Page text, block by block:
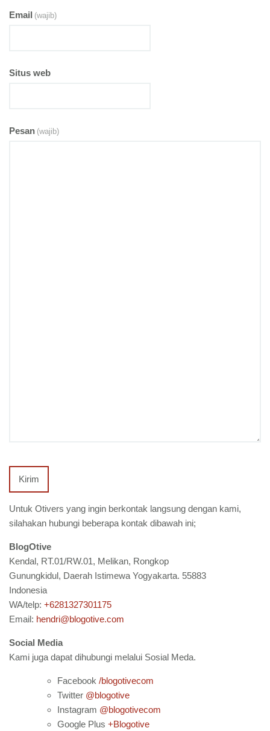
Email (wajib)
Situs web
Pesan (wajib)
Kirim
Untuk Otivers yang ingin berkontak langsung dengan kami,
silahakan hubungi beberapa kontak dibawah ini;
BlogOtive
Kendal, RT.01/RW.01, Melikan, Rongkop
Gunungkidul, Daerah Istimewa Yogyakarta. 55883
Indonesia
WA/telp: +6281327301175
Email: hendri@blogotive.com
Social Media
Kami juga dapat dihubungi melalui Sosial Meda.
Facebook /blogotivecom
Twitter @blogotive
Instagram @blogotivecom
Google Plus +Blogotive